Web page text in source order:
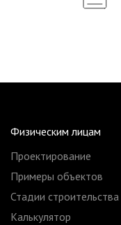
Физическим лицам
Проектирование
Примеры объектов
Стадии строительства
Калькулятор